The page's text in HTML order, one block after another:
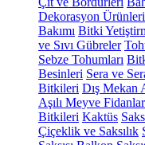
Dekorasyon Ürünleri
Bakımı Bitki
ve Sıvı Gübreler
Sebze Tohumları
Besinleri Sera ve
Bitkileri Dış Mekan
Aşılı Meyve
Bitkileri Kaktüs
Çiçeklik ve Saksılık